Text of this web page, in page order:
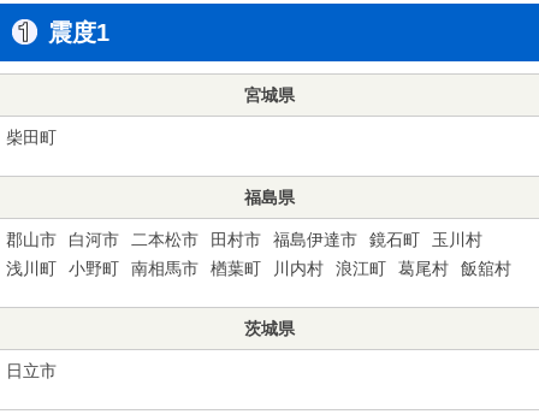
震度1
宮城県
柴田町
福島県
郡山市 白河市 二本松市 田村市 福島伊達市 鏡石町
玉川村
浅川町
小野町 南相馬市 楢葉町 川内村 浪江町 葛尾村 飯舘村
茨城県
日立市